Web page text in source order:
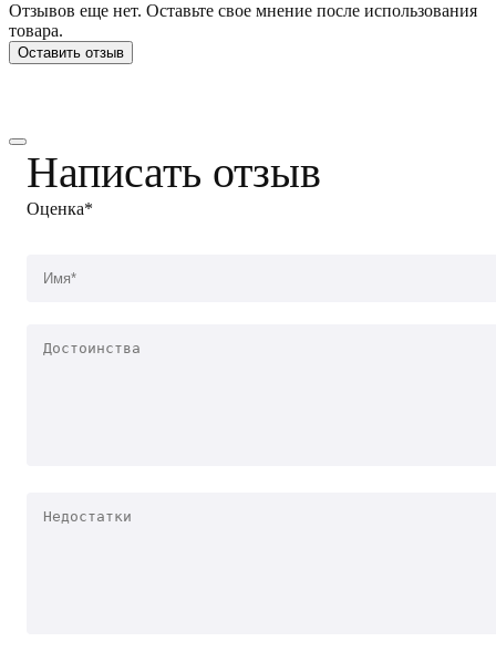
Отзывов еще нет. Оставьте свое мнение после использования
товара.
Оставить отзыв
Написать отзыв
Оценка*